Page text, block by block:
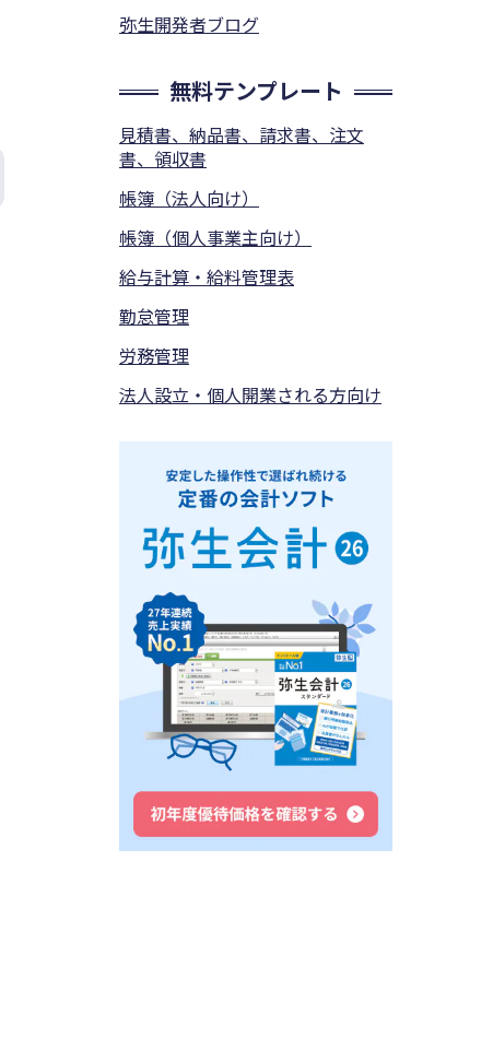
弥生開発者ブログ
無料テンプレート
見積書、納品書、請求書、注文
書、領収書
帳簿（法人向け）
帳簿（個人事業主向け）
給与計算・給料管理表
勤怠管理
労務管理
法人設立・個人開業される方向け